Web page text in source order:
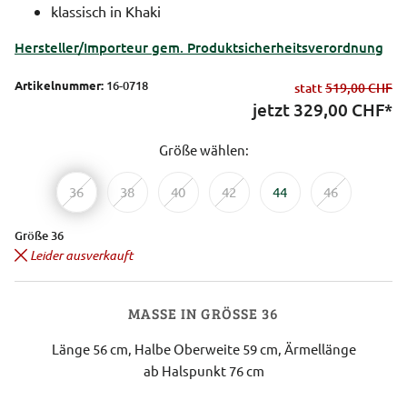
klassisch in Khaki
Hersteller/Importeur gem. Produktsicherheitsverordnung
Artikelnummer: 16-0718 statt519,00 CHF
jetzt 329,00 CHF*
Größe wählen:
36 38 40 42 44 46
Größe 36
Leider ausverkauft
MASSE IN GRÖSSE 36
Länge 56 cm, Halbe Oberweite 59 cm, Ärmellänge
ab Halspunkt 76 cm